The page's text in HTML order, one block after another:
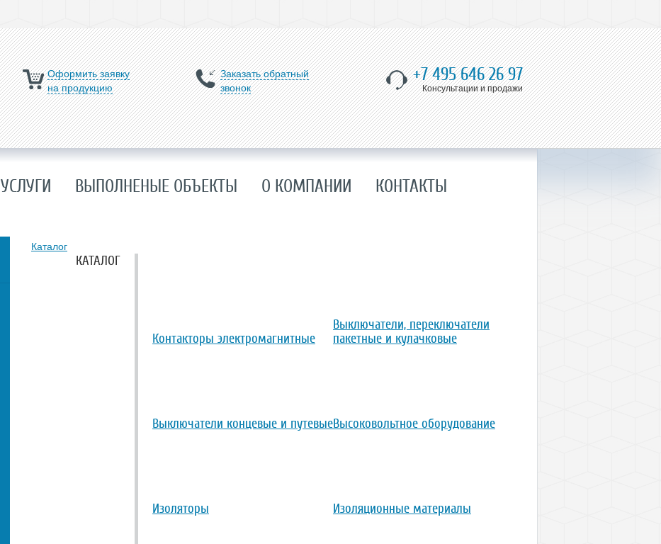
Оформить заявку
на продукцию
Заказать обратный
звонок
+7 495 646 26 97
Консультации и продажи
УСЛУГИ ВЫПОЛНЕНЫЕ ОБЪЕКТЫ О КОМПАНИИ КОНТАКТЫ
Каталог
КАТАЛОГ
Контакторы электромагнитные
Выключатели, переключатели
пакетные и кулачковые
Выключатели концевые и путевыеВысоковольтное оборудование
Изоляторы Изоляционные материалы